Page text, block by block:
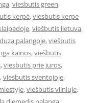
,viesbutis green,
kerpė,viesbutis kerpe
,viešbutis lietuva,
palangoje,viešbutis
kainos,viešbutis
,viesbutis prie juros,
,viesbutis sventojoje,
,viešbutis vilniuje,